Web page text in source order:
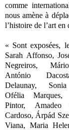
comme
nous amène à
l’histoire de l’art en
« Sont exposées,
Sarah Affonso,
Negreiros,
António
Delaunay,
Ofélia Marques,
Pintor,
Cardoso, Árpád
Viana, Maria